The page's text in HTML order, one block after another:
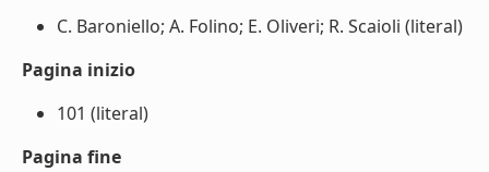
C. Baroniello; A. Folino; E. Oliveri; R. Scaioli (literal)
Pagina inizio
101 (literal)
Pagina fine